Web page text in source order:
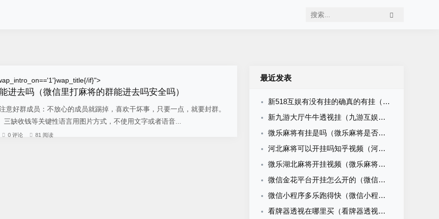
if}">
进去吗（微信里打麻将的群能进去吗安全吗）
意好群成员：不放心的成员就踢掉，喜欢干坏事，只要一点，就要封群。
缺收钱等关键性语言用图片方式，不使用文字或者语音...
0 评论 81 阅读
最近发表
新518互娱有没有挂的确真的有挂（518互游有挂吗）
新九游大厅牛牛透视挂（九游互娱牛牛有挂吗）
微乐麻将有挂是吗（微乐麻将是否真的有挂）
河北麻将可以开挂吗知乎视频（河北麻将可以开挂吗知乎视频大全）
微乐湖北麻将开挂视频（微乐麻将开挂下载安装）
微信金花平台开挂怎么开的（微信金花挂软件）
微信小程序多乐跑得快（微信小程序多乐跑得快怎么开挂）
看牌器透视在哪里买（看牌器透视怎么做）